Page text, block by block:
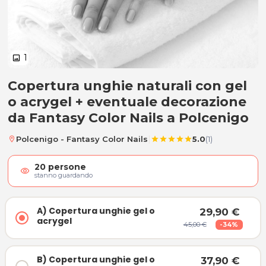
image 1
A) Copertura unghie gel o
Copertura unghie naturali con gel
o acrygel + eventuale decorazione
da Fantasy Color Nails a Polcenigo
location_on Polcenigo - Fantasy Color Nails starstarstarstarstar5.0(1)
visibility 20 persone
stanno guardando
A) Copertura unghie gel o
acrygel
29,90 €
45,00 € -34%
B) Copertura unghie gel o
37,90 €